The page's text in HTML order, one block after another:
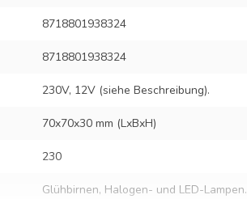
8718801938324
8718801938324
230V, 12V (siehe Beschreibung).
70x70x30 mm (LxBxH)
230
Glühbirnen, Halogen- und LED-Lampen.